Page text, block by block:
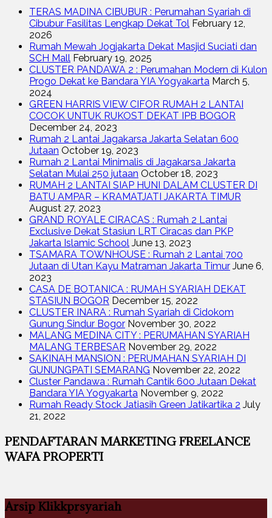
TERAS MADINA CIBUBUR : Perumahan Syariah di
Cibubur Fasilitas Lengkap Dekat Tol February 12,
2026
Rumah Mewah Jogjakarta Dekat Masjid Suciati dan
SCH Mall February 19, 2025
CLUSTER PANDAWA 2 : Perumahan Modern di Kulon
Progo Dekat ke Bandara YIA Yogyakarta March 5,
2024
GREEN HARRIS VIEW CIFOR RUMAH 2 LANTAI
COCOK UNTUK RUKOST DEKAT IPB BOGOR
December 24, 2023
Rumah 2 Lantai Jagakarsa Jakarta Selatan 600
Jutaan October 19, 2023
Rumah 2 Lantai Minimalis di Jagakarsa Jakarta
Selatan Mulai 250 jutaan October 18, 2023
RUMAH 2 LANTAI SIAP HUNI DALAM CLUSTER DI
BATU AMPAR – KRAMATJATI JAKARTA TIMUR
August 27, 2023
GRAND ROYALE CIRACAS : Rumah 2 Lantai
Exclusive Dekat Stasiun LRT Ciracas dan PKP
Jakarta Islamic School June 13, 2023
TSAMARA TOWNHOUSE : Rumah 2 Lantai 700
Jutaan di Utan Kayu Matraman Jakarta Timur June 6,
2023
CASA DE BOTANICA : RUMAH SYARIAH DEKAT
STASIUN BOGOR December 15, 2022
CLUSTER INARA : Rumah Syariah di Cidokom
Gunung Sindur Bogor November 30, 2022
MALANG MEDINA CITY : PERUMAHAN SYARIAH
MALANG TERBESAR November 29, 2022
SAKINAH MANSION : PERUMAHAN SYARIAH DI
GUNUNGPATI SEMARANG November 22, 2022
Cluster Pandawa : Rumah Cantik 600 Jutaan Dekat
Bandara YIA Yogyakarta November 9, 2022
Rumah Ready Stock Jatiasih Green Jatikartika 2 July
21, 2022
PENDAFTARAN MARKETING FREELANCE
WAFA PROPERTI
Arsip Klikkprsyariah